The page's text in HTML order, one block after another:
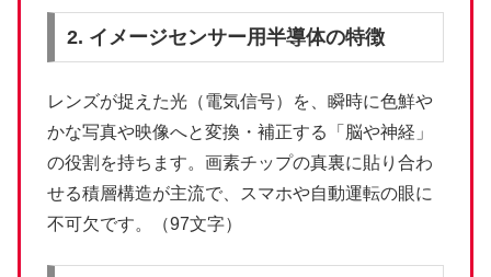
2. イメージセンサー用半導体の特徴
レンズが捉えた光（電気信号）を、瞬時に色鮮や
かな写真や映像へと変換・補正する「脳や神経」
の役割を持ちます。画素チップの真裏に貼り合わ
せる積層構造が主流で、スマホや自動運転の眼に
不可欠です。（97文字）